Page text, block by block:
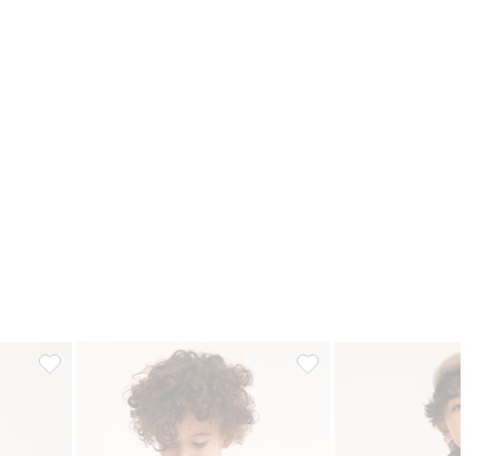
Paitapusero, Lisää suosikkeihin Paitapusero, Lisää